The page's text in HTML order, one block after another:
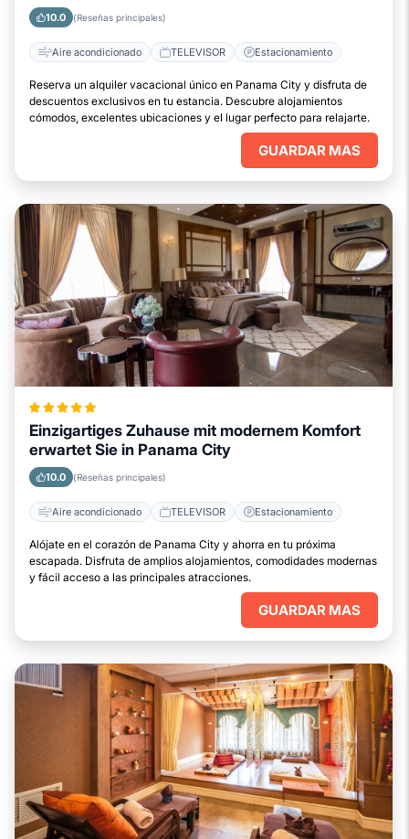
10.0 (Reseñas principales)
Aire acondicionado TELEVISOR Estacionamiento
Reserva un alquiler vacacional único en Panama City y disfruta de
descuentos exclusivos en tu estancia. Descubre alojamientos
cómodos, excelentes ubicaciones y el lugar perfecto para relajarte.
GUARDAR MAS
Einzigartiges Zuhause mit modernem Komfort
erwartet Sie in Panama City
10.0 (Reseñas principales)
Aire acondicionado TELEVISOR Estacionamiento
Alójate en el corazón de Panama City y ahorra en tu próxima
escapada. Disfruta de amplios alojamientos, comodidades modernas
y fácil acceso a las principales atracciones.
GUARDAR MAS